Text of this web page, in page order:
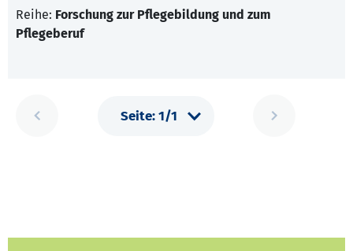
Reihe: Forschung zur Pflegebildung und zum
Pflegeberuf